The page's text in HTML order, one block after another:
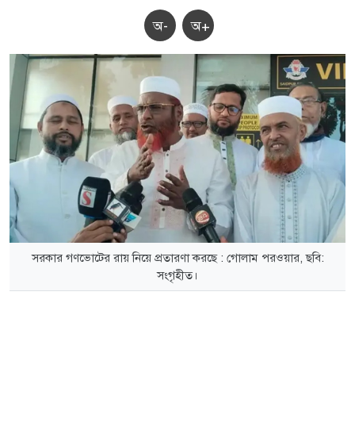
অ- অ+
সরকার গণভোটের রায় নিয়ে প্রতারণা করছে : গোলাম পরওয়ার, ছবি:
সংগৃহীত।